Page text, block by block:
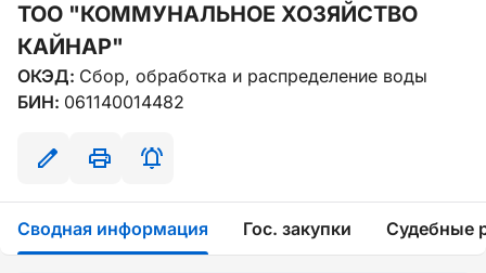
ТОО "КОММУНАЛЬНОЕ ХОЗЯЙСТВО
КАЙНАР"
ОКЭД: Сбор, обработка и распределение воды
БИН: 061140014482
Сводная информация Гос. закупки Судебные